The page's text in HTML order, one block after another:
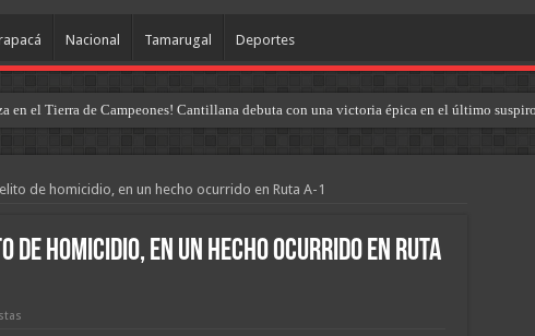
Nacional Tamarugal Deportes
en el Tierra de Campeones! Cantillana debuta con una victoria épica en el último
de homicidio, en un hecho ocurrido en Ruta A-1
de homicidio, en un hecho ocurrido en Ruta